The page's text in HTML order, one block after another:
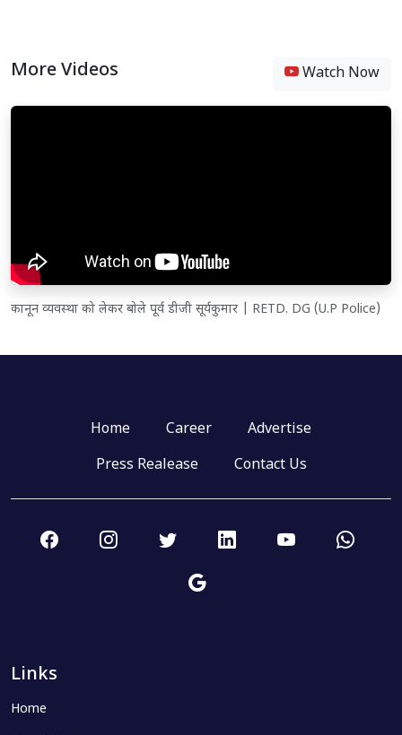
More Videos Watch Now
कानून व्यवस्था को लेकर बोले पूर्व डीजी सूर्यकुमार | RETD. DG (U.P Police)
Home Career
Advertise
Press Realease
Contact Us
Links
Home